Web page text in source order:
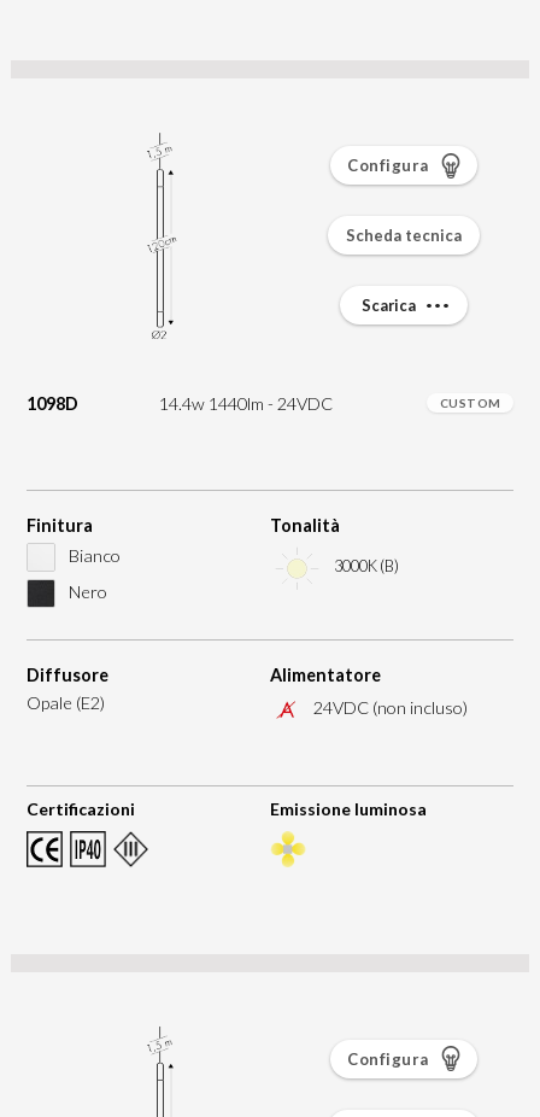
1098D 14.4w 1440lm - 24VDC CUSTOM
Finitura
Bianco
Nero
Tonalità
3000K (B)
Diffusore
Opale (E2)
Alimentatore
24VDC (non incluso)
Certificazioni Emissione luminosa
Configura
Scheda tecnica
Scarica
Configura